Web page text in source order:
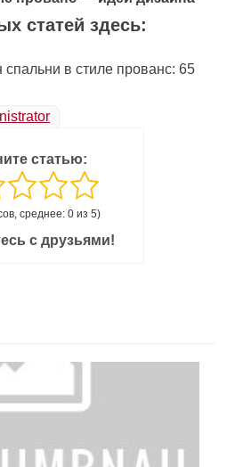
статей здесь:
спальни в стиле прованс: 65
статью:
среднее: 0 из 5)
с друзьями!